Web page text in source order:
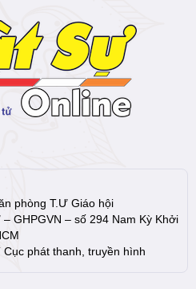
phòng T.Ư Giáo hội
GHPGVN – số 294 Nam Kỳ Khởi
phát thanh, truyền hình